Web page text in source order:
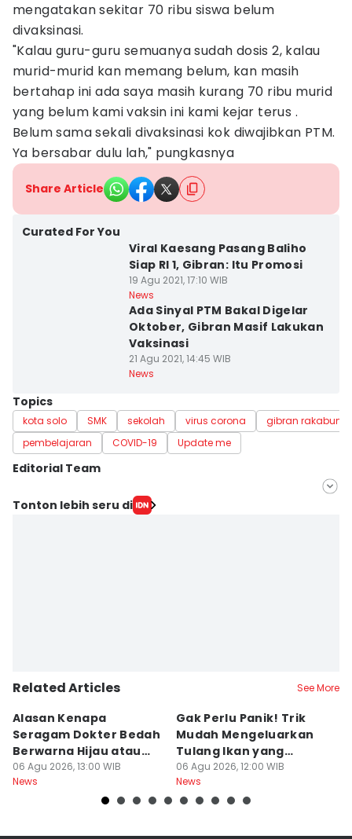
mengatakan sekitar 70 ribu siswa belum
divaksinasi.
"Kalau guru-guru semuanya sudah dosis 2, kalau
murid-murid kan memang belum, kan masih
bertahap ini ada saya masih kurang 70 ribu murid
yang belum kami vaksin ini kami kejar terus .
Belum sama sekali divaksinasi kok diwajibkan PTM.
Ya bersabar dulu lah," pungkasnya
Share Article
Curated For You
Viral Kaesang Pasang Baliho
Siap RI 1, Gibran: Itu Promosi
19 Agu 2021, 17:10 WIB
News
Ada Sinyal PTM Bakal Digelar
Oktober, Gibran Masif Lakukan
Vaksinasi
21 Agu 2021, 14:45 WIB
News
Topics
kota solo SMK sekolah virus corona
gibran
pembelajaran
COVID-19 Update me
Editorial Team
Editor
Tonton lebih seru di
Related Articles See More
Alasan Kenapa
Seragam Dokter Bedah
Berwarna Hijau atau
Biru, Bukan Putih
06 Agu 2026, 13:00 WIB
News
Gak Perlu Panik! Trik
Mudah Mengeluarkan
Tulang Ikan yang
Nyangkut di
Tenggorokan
06 Agu 2026, 12:00 WIB
News